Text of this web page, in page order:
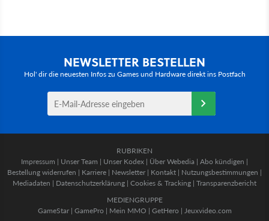
NEWSLETTER BESTELLEN
Hol' dir die neuesten Infos zu Games und Hardware direkt ins Postfach
RUBRIKEN
Impressum | Unser Team | Unser Kodex | Über Webedia | Abo kündigen |
Bestellung widerrufen | Karriere | Newsletter | Kontakt | Nutzungsbestimmungen |
Mediadaten | Datenschutzerklärung | Cookies & Tracking | Transparenzbericht
MEDIENGRUPPE
GameStar| GamePro | Mein MMO | GetHero | Jeuxvideo.com